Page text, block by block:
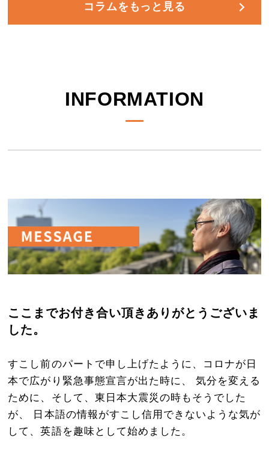
コラムをもっと見る
INFORMATION
ここまでお付き合い頂きありがとうございま
した。
すこし前のパートで申し上げたように、コロナが日
本で広がり緊急事態宣言が出た時に、 気分を変える
ために、そして、東日本大震災の時もそうでした
が、 日本語の情報がすこし信用できないような気が
して、英語を趣味として始めました。